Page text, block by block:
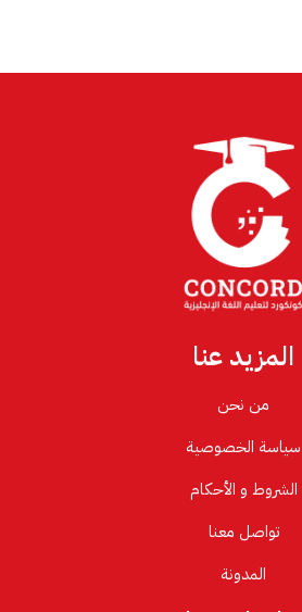
المزيد عنا
من نحن
سياسة الخصوصية
الشروط و الأحكام
تواصل معنا
المدونة